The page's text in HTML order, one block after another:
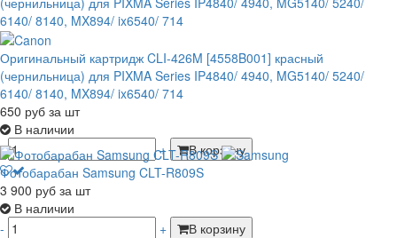
Оригинальный картридж CLI-426M [4558B001] красный
(чернильница) для PIXMA Series IP4840/ 4940, MG5140/ 5240/
6140/ 8140, MX894/ ix6540/ 714
650 руб за шт
В наличии
-
+
В корзину
Фотобарабан Samsung CLT-R809S
3 900 руб за шт
В наличии
-
+ В корзину